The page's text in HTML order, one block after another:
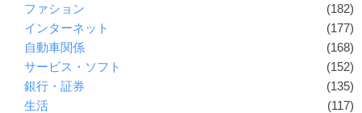
ファション
(182)
インターネット
(177)
自動車関係
(168)
サービス・ソフト
(152)
銀行・証券
(135)
生活
(117)